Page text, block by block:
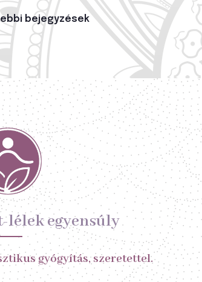
bejegyzések
lélek egyensúly
gyógyítás, szeretettel.